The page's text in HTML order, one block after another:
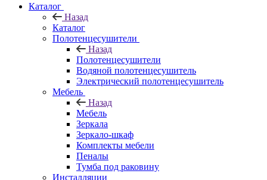
Каталог
Назад
Каталог
Полотенцесушители
Назад
Полотенцесушители
Водяной полотенцесушитель
Электрический полотенцесушитель
Мебель
Назад
Мебель
Зеркала
Зеркало-шкаф
Комплекты мебели
Пеналы
Тумба под раковину
Инсталляции